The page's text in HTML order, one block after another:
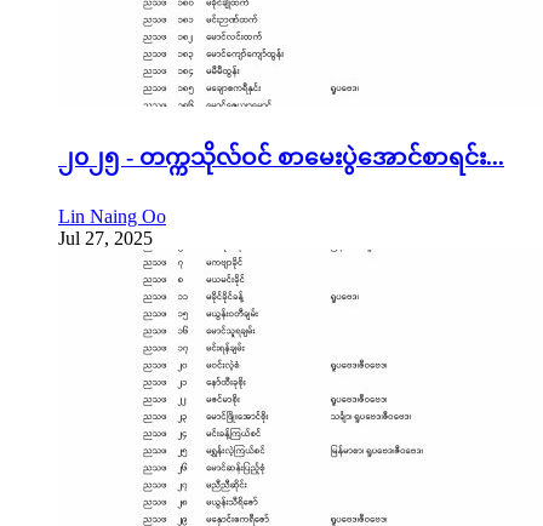
၂၀၂၅ - တက္ကသိုလ်ဝင် စာမေးပွဲအောင်စာရင်း...
Lin Naing Oo
Jul 27, 2025